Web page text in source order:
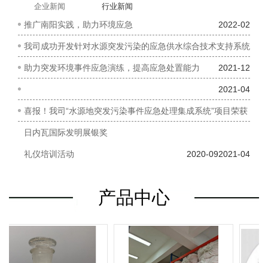
企业新闻 行业新闻
推广南阳实践，助力环境应急 2022-02
我司成功开发针对水源突发污染的应急供水综合技术支持系统
2021-12
助力突发环境事件应急演练，提高应急处置能力
2021-04
喜报！我司“水源地突发污染事件应急处理集成系统”项目荣获
日内瓦国际发明展银奖
2021-04
礼仪培训活动 2020-09
产品中心